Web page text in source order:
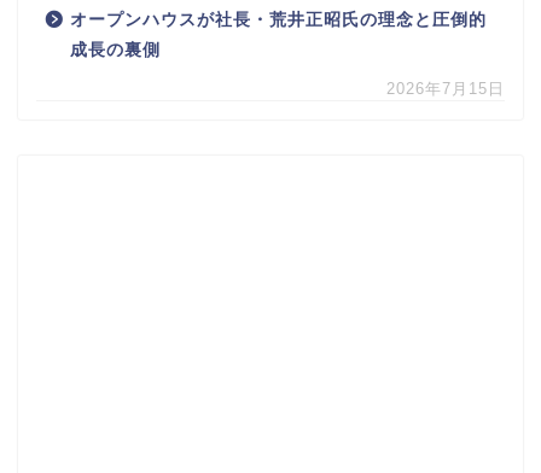
オープンハウスが社長・荒井正昭氏の理念と圧倒的
成長の裏側
2026年7月15日